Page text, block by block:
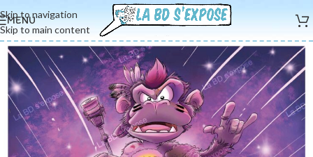
Skip to navigation
Skip to main content
MENU